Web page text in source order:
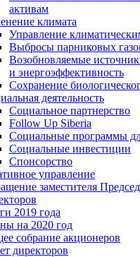
активам
климата
Управление
Выбросы парниковых
Возобновляемые
и энергоэффективность
Сохранение
деятельность
Социальное партнерство
Follow Up Siberia
Социальные программы
Социальные инвестиции
Спонсорство
управление
заместителя
2019 года
на 2020 год
собрание акционеров
директоров